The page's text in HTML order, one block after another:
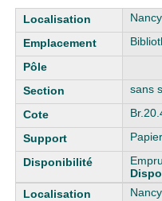
Liste des exemplaires
Nancy
sans
Papier
Nancy